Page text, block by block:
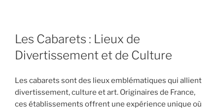
Les Cabarets : Lieux de
Divertissement et de Culture
Les cabarets sont des lieux emblématiques qui allient
divertissement, culture et art. Originaires de France,
ces établissements offrent une expérience unique où